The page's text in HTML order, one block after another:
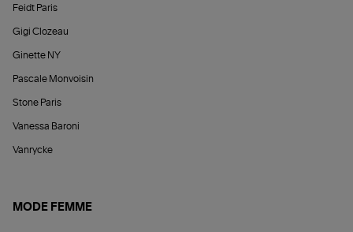
Feidt Paris
Gigi Clozeau
Ginette NY
Pascale Monvoisin
Stone Paris
Vanessa Baroni
Vanrycke
MODE FEMME